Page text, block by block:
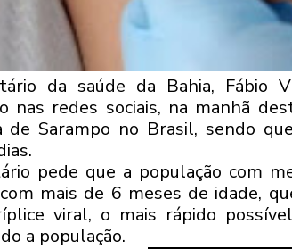
da saúde da Bahia, Fábio
nas redes sociais, na manhã
de Sarampo no Brasil, sendo
pede que a população com
mais de 6 meses de idade,
viral, o mais rápido
a população.